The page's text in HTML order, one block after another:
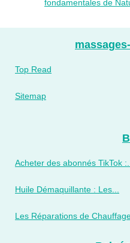
fondamentales de
Top Read
Sitemap
Acheter des abonnés TikTok :...
Huile Démaquillante : Les...
Les Réparations de